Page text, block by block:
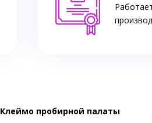
Клеймо пробирной палаты